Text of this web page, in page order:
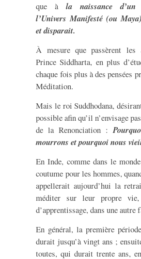
que à la naissance d’un
l’Univers Manifesté (ou
et disparait.
À mesure que passèrent les
Prince Siddharta, en plus
chaque fois plus à des pensées
Méditation.
Mais le roi Suddhodana,
possible afin qu’il n’envisage
de la Renonciation :
mourrons et pourquoi nous
En Inde, comme dans le
coutume pour les hommes,
appellerait aujourd’hui la
méditer sur leur propre vie,
d’apprentissage, dans une
En général, la première
durait jusqu’à vingt ans ;
toutes, qui durait trente ans,